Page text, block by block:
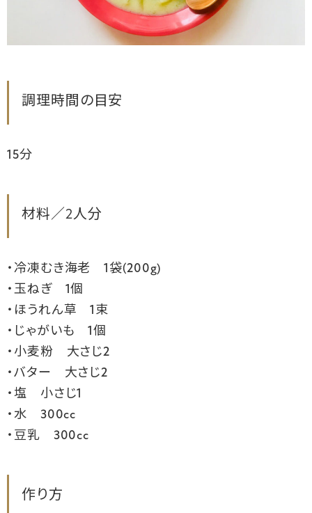
調理時間の目安
15分
材料／2人分
・冷凍むき海老 1袋(200g)
・玉ねぎ 1個
・ほうれん草 1束
・じゃがいも 1個
・小麦粉 大さじ2
・バター 大さじ2
・塩 小さじ1
・水 300cc
・豆乳 300cc
作り方